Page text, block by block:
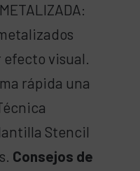
efecto visual.
rápida una
Stencil
Consejos de